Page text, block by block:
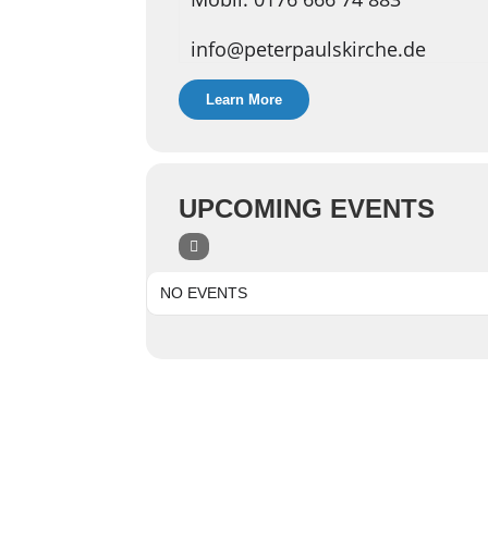
info@peterpaulskirche.de
Learn More
UPCOMING EVENTS
NO EVENTS